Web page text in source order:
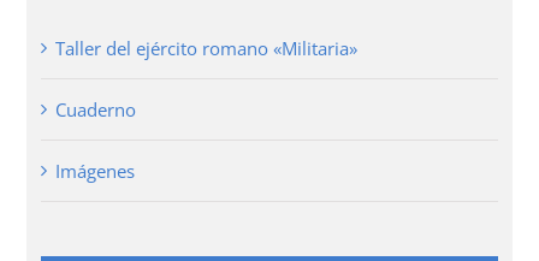
Taller del ejército romano «Militaria»
Cuaderno
Imágenes